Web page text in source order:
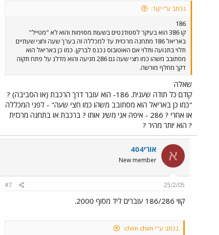
נכתב ע"י קו1:
186
קו 386 הוא בעיקר לסטודנטים בשעות מסוימות והוא לא "מטייל"
באריאל 186 מתחנה מרכזית עד למכללה זה בערך שעה וחצי שעתיים
תלוי בתנועה ותלוי אם האוטובוס נכנס לברקן. כמו כן באריאל הוא
מסתובב משהו כמו חצי שעה גם 286 מגיעה והוא מדלג על פתח תקוה
דקך מחלף מורשה.
שאלה
קודם כל תודה שענית. 186- הוא עובר דרך הרכבת (או הסביבה) ?
"כמו כן באריאל הוא מסתובב משהו כמו חצי שעה" - לפני המכללה
או אחרי ? 286 - איפה אני משיג אותו ? ברכבת או בתחנה מרכזית
? הוא יותר מהיר ?
א אורי404
New member
25/2/05
#7
קווי 186/286 עוברים ליד מסוף 2000.
נכתב ע"י chim chim: